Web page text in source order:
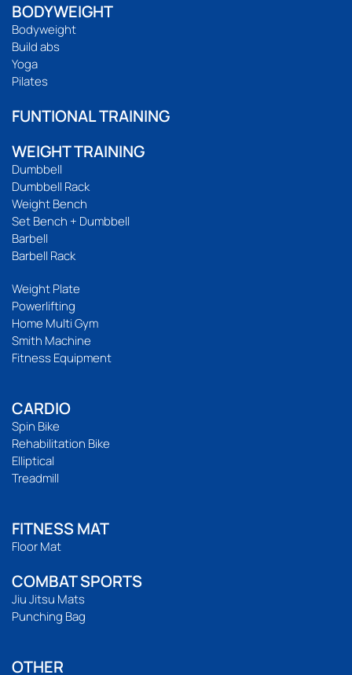
BODYWEIGHT
Bodyweight
Build abs
Yoga
Pilates
FUNTIONAL TRAINING
WEIGHT TRAINING
Dumbbell
Dumbbell Rack
Weight Bench
Set Bench + Dumbbell
Barbell
Barbell Rack
Weight Plate
Powerlifting
Home Multi Gym
Smith Machine
Fitness Equipment
CARDIO
Spin Bike
Rehabilitation Bike
Elliptical
Treadmill
FITNESS MAT
Floor Mat
COMBAT SPORTS
Jiu Jitsu Mats
Punching Bag
OTHER